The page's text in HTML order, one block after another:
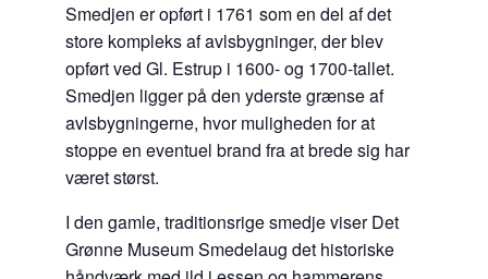
Smedjen er opført i 1761 som en del af det
store kompleks af avlsbygninger, der blev
opført ved Gl. Estrup i 1600- og 1700-tallet.
Smedjen ligger på den yderste grænse af
avlsbygningerne, hvor muligheden for at
stoppe en eventuel brand fra at brede sig har
været størst.
I den gamle, traditionsrige smedje viser Det
Grønne Museum Smedelaug det historiske